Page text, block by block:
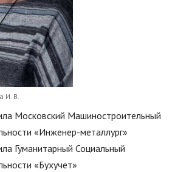
И. В.
Московский Машиностроительный
«Инженер-металлург»
Гуманитарный Социальный
«Бухучет»